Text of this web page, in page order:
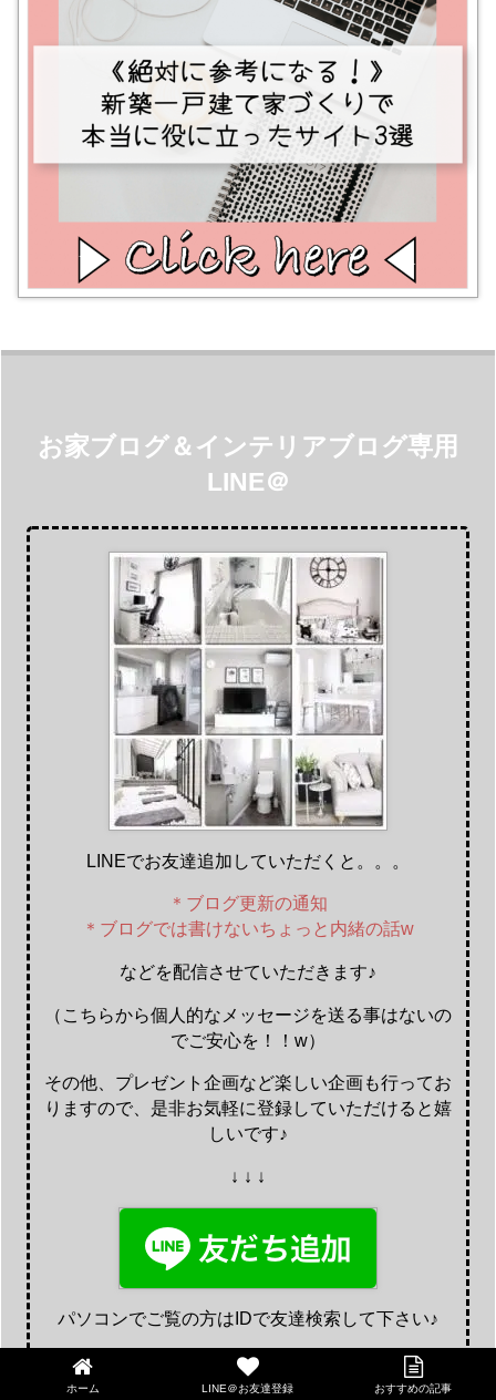
お家ブログ＆インテリアブログ専用
LINE＠
LINEでお友達追加していただくと。。。
＊ブログ更新の通知
＊ブログでは書けないちょっと内緒の話w
などを配信させていただきます♪
（こちらから個人的なメッセージを送る事はないの
でご安心を！！w）
その他、プレゼント企画など楽しい企画も行ってお
りますので、是非お気軽に登録していただけると嬉
しいです♪
↓ ↓ ↓
パソコンでご覧の方はIDで友達検索して下さい♪
ID：@ayumi
ホーム LINE＠お友達登録 おすすめの記事
LINE@